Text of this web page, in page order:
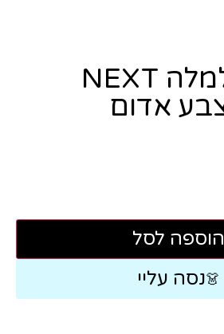
אוברול מלמלה NEXT
הוספה לסל
👗נסה עליי